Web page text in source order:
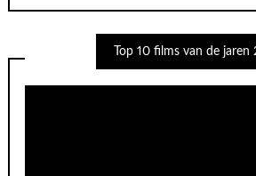
Top 10 films van de